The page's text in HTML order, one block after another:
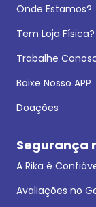
Onde Estamos?
Tem Loja Física?
Trabalhe
Baixe Nosso APP
Doações
Segurança
A Rika é
Avaliações no